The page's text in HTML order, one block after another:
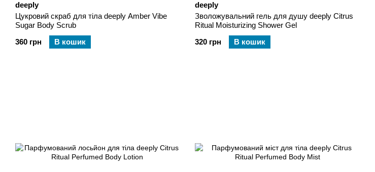
deeply
Цукровий скраб для тіла deeply Amber Vibe
Sugar Body Scrub
360 грн
В кошик
deeply
Зволожувальний гель для душу deeply Citrus
Ritual Moisturizing Shower Gel
320 грн
В кошик